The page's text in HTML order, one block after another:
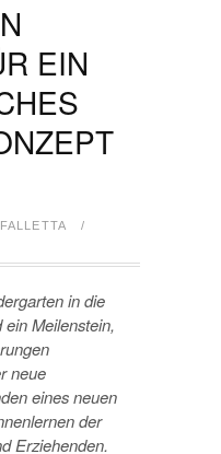
EIN
/
in die
Meilenstein,
neue
eines neuen
der
Erziehenden.